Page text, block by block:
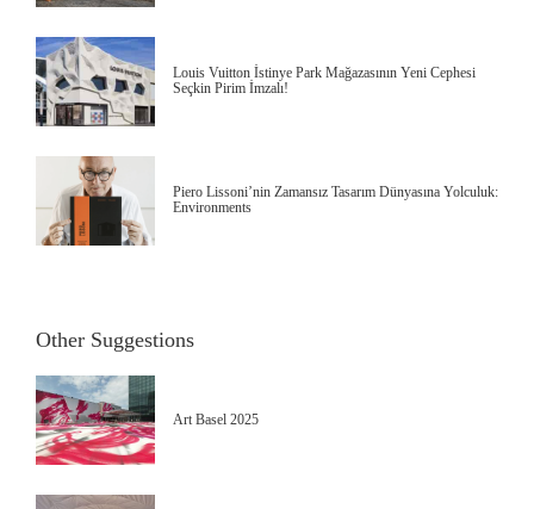
Louis Vuitton İstinye Park Mağazasının Yeni Cephesi
Seçkin Pirim İmzalı!
Piero Lissoni’nin Zamansız Tasarım Dünyasına Yolculuk:
Environments
Other Suggestions
Art Basel 2025